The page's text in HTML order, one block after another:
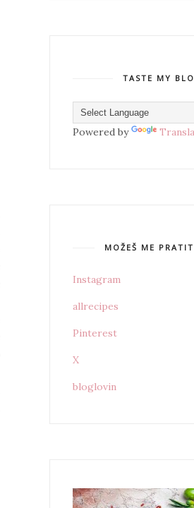
TASTE MY
Powered by
MOŽEŠ ME
Instagram
allrecipes
Pinterest
X
bloglovin